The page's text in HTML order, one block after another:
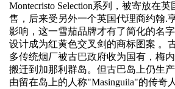
Montecristo Selection系列，被寄放在
售，后来受另外一个英国代理商约翰.
影响，这一雪茄品牌才有了简化的名
设计成为红黄色交叉剑的商标图案 。
多传统烟厂被古巴政府收为国有，梅
搬迁到加那利群岛。但古巴岛上仍生
由留在岛上的人称"Masinguila"的传奇